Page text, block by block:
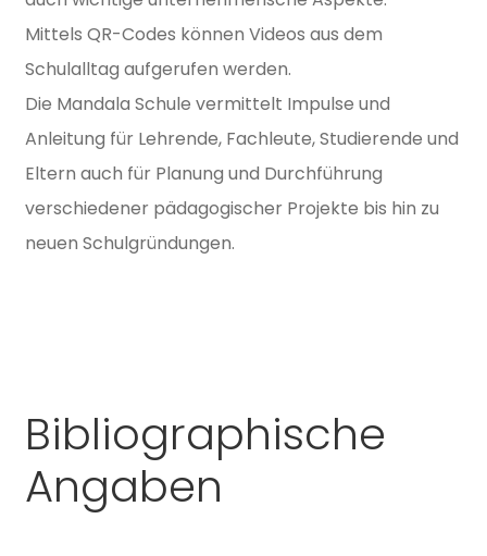
Mittels QR-Codes können Videos aus dem
Schulalltag aufgerufen werden.
Die Mandala Schule vermittelt Impulse und
Anleitung für Lehrende, Fachleute, Studierende und
Eltern auch für Planung und Durchführung
verschiedener pädagogischer Projekte bis hin zu
neuen Schulgründungen.
Bibliographische
Angaben